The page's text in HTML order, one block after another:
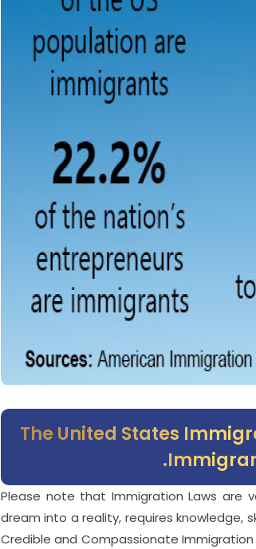
The United States
Please note that Immigration Laws are
dream into a reality, requires knowledge,
Credible and Compassionate